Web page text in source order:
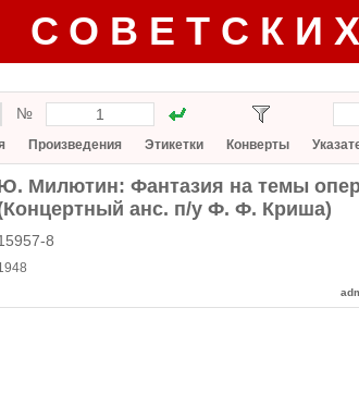
№
Произведения Этикетки Конверты
Милютин: Фантазия на темы
анс. п/у Ф. Ф. Криша)
8